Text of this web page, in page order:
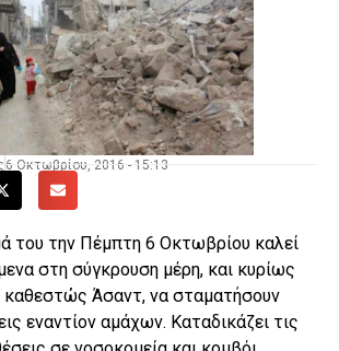
6 Οκτωβρίου, 2016 - 15:13
του την Πέμπτη 6 Οκτωβρίου καλεί
στη σύγκρουση μέρη, και κυρίως
καθεστώς Άσαντ, να σταματήσουν
εναντίον αμάχων. Καταδικάζει τις